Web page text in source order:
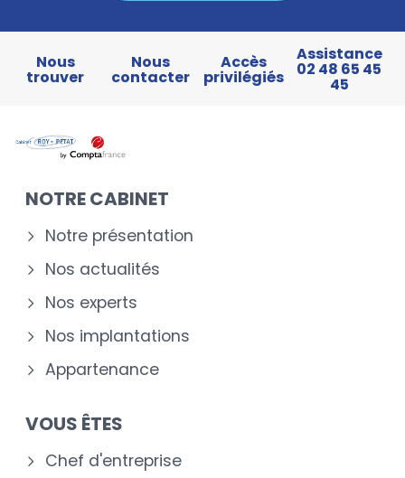
Nous
trouver
Nous
contacter
Accès
privilégiés
Assistance
02 48 65 45
45
NOTRE CABINET
Notre présentation
Nos actualités
Nos experts
Nos implantations
Appartenance
VOUS ÊTES
Chef d'entreprise